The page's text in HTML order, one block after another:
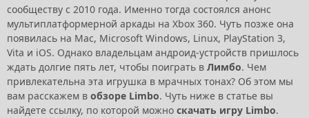
сообществу с 2010 года. Именно тогда состоялся анонс
мультиплатформерной аркады на Xbox 360. Чуть позже она
появилась на Mac, Microsoft Windows, Linux, PlayStation 3,
Vita и iOS. Однако владельцам андроид-устройств пришлось
ждать долгие пять лет, чтобы поиграть в Лимбо. Чем
привлекательна эта игрушка в мрачных тонах? Об этом мы
вам расскажем в обзоре Limbo. Чуть ниже в статье вы
найдете ссылку, по которой можно скачать игру Limbo.